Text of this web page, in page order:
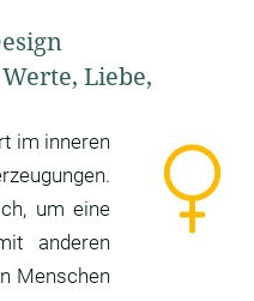
Liebe,
im inneren
um eine
anderen
Menschen